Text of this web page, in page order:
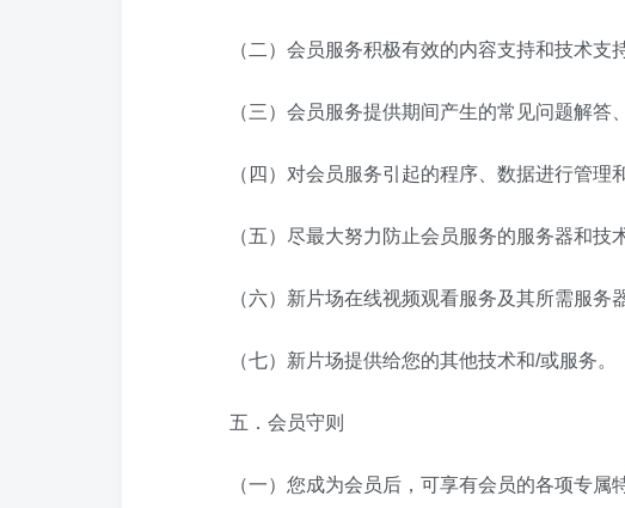
（二）会员服务积极有效的内容支持和技术支
（三）会员服务提供期间产生的常见问题解答
（四）对会员服务引起的程序、数据进行管理
（五）尽最大努力防止会员服务的服务器和技
（六）新片场在线视频观看服务及其所需服务
（七）新片场提供给您的其他技术和/或服务。
五．会员守则
（一）您成为会员后，可享有会员的各项专